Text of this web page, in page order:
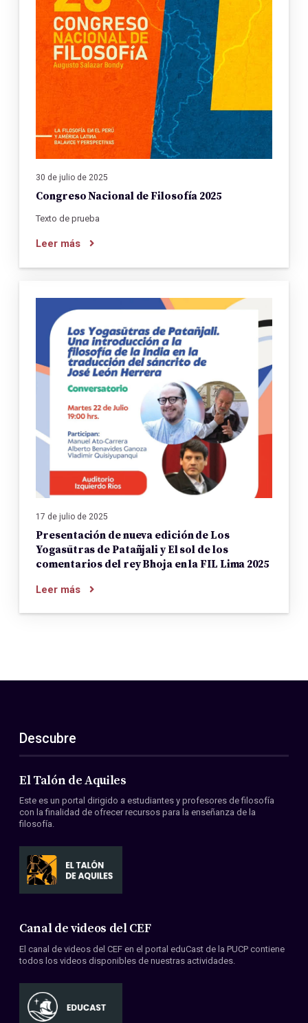
30 de julio de 2025
Congreso Nacional de Filosofía 2025
Texto de prueba
Leer más
17 de julio de 2025
Presentación de nueva edición de Los
Yogasūtras de Patañjali y El sol de los
comentarios del rey Bhoja en la FIL Lima 2025
Leer más
Descubre
El Talón de Aquiles
Este es un portal dirigido a estudiantes y profesores de filosofía
con la finalidad de ofrecer recursos para la enseñanza de la
filosofía.
Canal de videos del CEF
El canal de videos del CEF en el portal eduCast de la PUCP contiene
todos los videos disponibles de nuestras actividades.